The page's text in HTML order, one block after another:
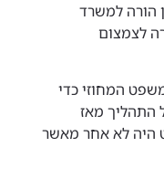
הורה למשרד
לצמצום
המחוזי כדי
התהליך מאז
היה לא אחר מאשר